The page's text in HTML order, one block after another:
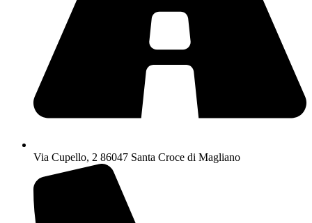
Via Cupello, 2 86047 Santa Croce di Magliano